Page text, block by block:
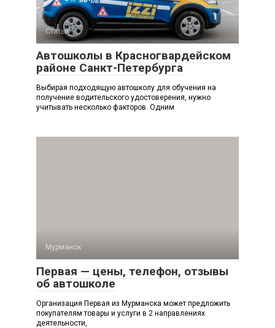
Статьи
Автошколы в Красногвардейском
районе Санкт-Петербурга
Выбирая подходящую автошколу для обучения на
получение водительского удостоверения, нужно
учитывать несколько факторов. Одним
Мурманск
Первая — цены, телефон, отзывы
об автошколе
Организация Первая из Мурманска может предложить
покупателям товары и услуги в 2 направлениях
деятельности,